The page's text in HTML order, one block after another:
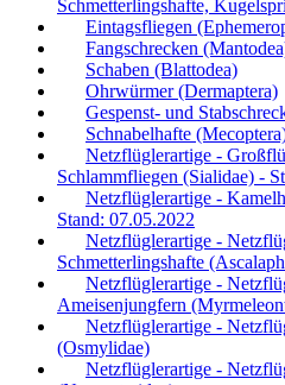
Schmetterlingshafte,
Eintagsfliegen
Fangschrecken
Schaben (Blattodea)
Ohrwürmer (Dermaptera)
Gespenst- und
Schnabelhafte
Netzflüglerartige -
Schlammfliegen (Sialidae) -
Netzflüglerartige -
Stand: 07.05.2022
Netzflüglerartige -
Schmetterlingshafte
Netzflüglerartige -
Ameisenjungfern
Netzflüglerartige -
(Osmylidae)
Netzflüglerartige -